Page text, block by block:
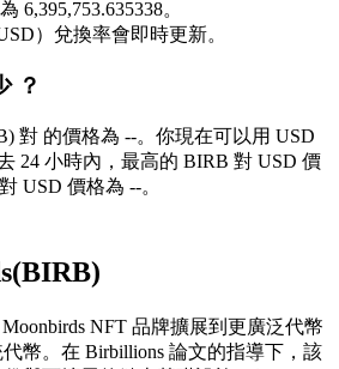
6,395,753.635338。
）兌換率會即時更新。
？
對 的價格為 --。你現在可以用 USD
24 小時內，最高的 BIRB 對 USD 價
USD 價格為 --。
NFT 品牌擴展到更廣泛代幣
幣。在 Birbillions 論文的指導下，該